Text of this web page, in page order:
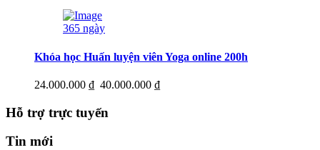
365 ngày
Khóa học Huấn luyện viên Yoga online 200h
24.000.000 ₫ 40.000.000 ₫
Hỗ trợ trực tuyến
Tin mới